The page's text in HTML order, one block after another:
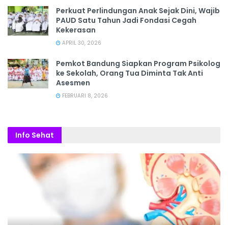
Perkuat Perlindungan Anak Sejak Dini, Wajib
PAUD Satu Tahun Jadi Fondasi Cegah
Kekerasan
APRIL 30, 2026
Pemkot Bandung Siapkan Program Psikolog
ke Sekolah, Orang Tua Diminta Tak Anti
Asesmen
FEBRUARI 8, 2026
Info Sehat